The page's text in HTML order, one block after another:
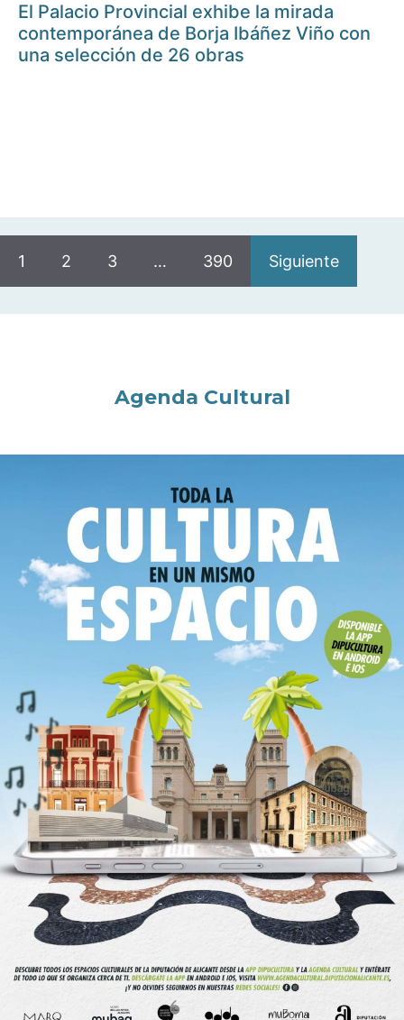
El Palacio Provincial exhibe la mirada
contemporánea de Borja Ibáñez Viño con
una selección de 26 obras
1 2 3 … 390 Siguiente
Agenda Cultural